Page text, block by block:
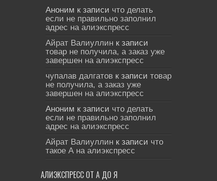
Аноним к записи что делать
если не правильно заполнил
адрес на алиэкспресс
Айрат Валиуллин к записи
товар не получила, а заказ уже
завершен на алиэкспресс
чупалав далгатов к записи товар
не получила, а заказ уже
завершен на алиэкспресс
Аноним к записи что делать
если не правильно заполнил
адрес на алиэкспресс
Айрат Валиуллин к записи что
такое А на алиэкспресс
АЛИЭКСПРЕСС ОТ А ДО Я